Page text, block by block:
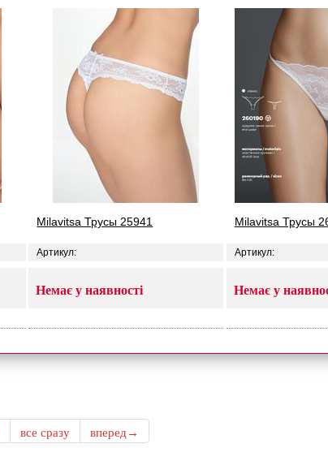
Milavitsa Трусы 25941
Артикул:
Немає у наявності
Milavitsa Трусы
Артикул:
Немає у
все сразу вперед→